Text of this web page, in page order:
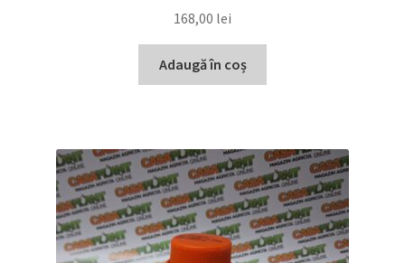
168,00 lei
Adaugă în coș